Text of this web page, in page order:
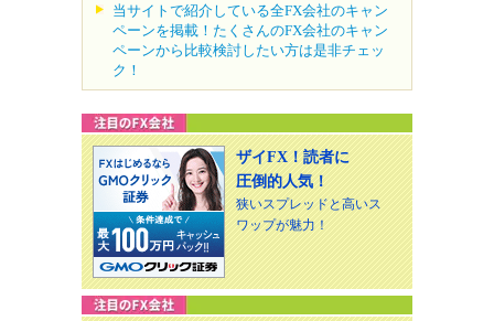
当サイトで紹介している全FX会社のキャン
ペーンを掲載！たくさんのFX会社のキャン
ペーンから比較検討したい方は是非チェッ
ク！
ザイFX！読者に
圧倒的人気！
狭いスプレッドと高いス
ワップが魅力！